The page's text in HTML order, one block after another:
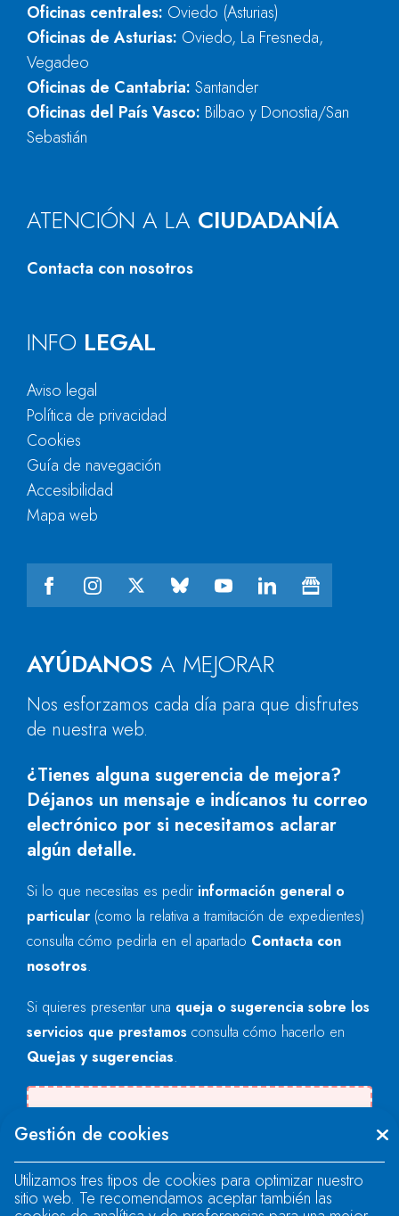
Oficinas centrales: Oviedo (Asturias)
Oficinas de Asturias: Oviedo, La Fresneda,
Vegadeo
Oficinas de Cantabria: Santander
Oficinas del País Vasco: Bilbao y Donostia/San
Sebastián
ATENCIÓN A LA CIUDADANÍA
Contacta con nosotros
AYÚDANOS A MEJORAR
Nos esforzamos cada día para que disfrutes
de nuestra web.
¿Tienes alguna sugerencia de mejora?
Déjanos un mensaje e indícanos tu correo
electrónico por si necesitamos aclarar
algún detalle.
Si lo que necesitas es pedir información general o
particular (como la relativa a tramitación de expedientes)
consulta cómo pedirla en el apartado Contacta con
nosotros.
Si quieres presentar una queja o sugerencia sobre los
servicios que prestamos consulta cómo hacerlo en
Quejas y sugerencias.
"text".
Se produjo un error al cargar el campo
INFO LEGAL
Aviso legal
Política de privacidad
Cookies
Guía de navegación
Accesibilidad
Mapa web
Gestión de cookies
Utilizamos tres tipos de cookies para optimizar nuestro
sitio web. Te recomendamos aceptar también las